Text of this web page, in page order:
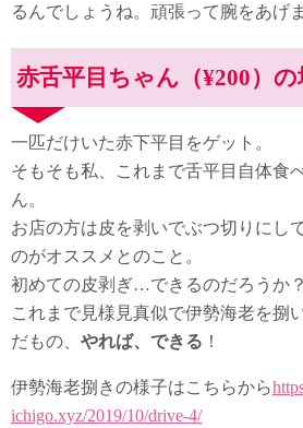
るんでしょうね。頑張って腕をあげ
赤舌平目ちゃん（¥200）の
一匹だけいた赤下平目をゲット。
そもそも私、これまで舌平目自体食
ん。
お店の方は皮を剥いでぶつ切りにし
のがオススメとのこと。
初めての皮剥ぎ…できるのだろうか？
これまで見様見真似で伊勢海老を捌
だもの、 やれば、できる ！
伊勢海老捌きの様子はこちらから
ichigo.xyz/2019/10/drive-4/